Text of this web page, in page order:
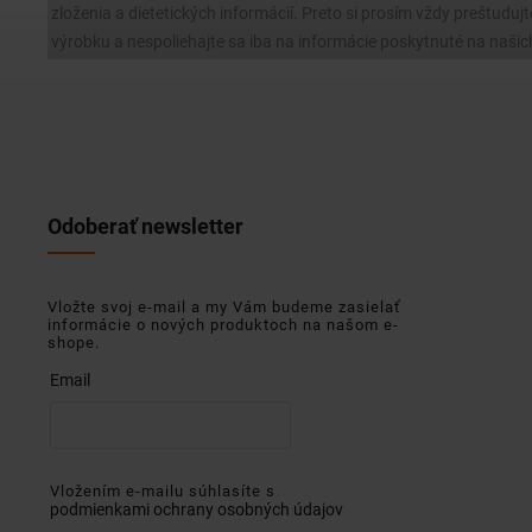
zloženia a dietetických informácií. Preto si prosím vždy
Odoberať newsletter
Vložte svoj e-mail a my Vám budeme zasielať
informácie o nových produktoch na našom e-
shope.
Email
Vložením e-mailu súhlasíte s
podmienkami ochrany osobných údajov